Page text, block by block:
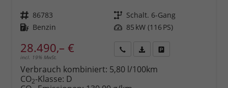
Fahrzeugnr. 86783 Getriebe Schalt. 6-Gang
Kraftstoff Benzin Leistung 85 kW (116 PS)
28.490,– €
incl. 19% MwSt.
anfordern
Datei,
Verbrauch kombiniert: 5,80 l/100km
CO2-Klasse: D